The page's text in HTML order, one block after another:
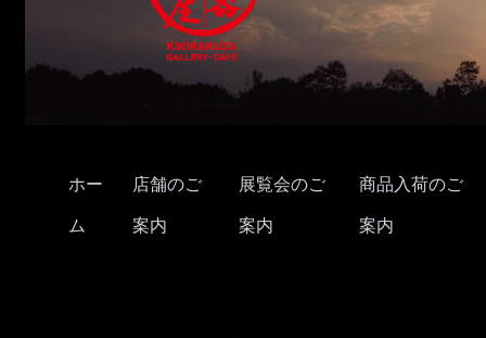
ホー
ム
店舗のご
案内
展覧会のご
案内
商品入荷のご
案内